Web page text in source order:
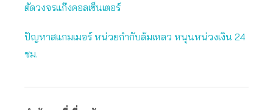
ตัดวงจรแก๊งคอลเซ็นเตอร์
ปัญหาสแกมเมอร์ หน่วยกำกับล้มเหลว หนุนหน่วงเงิน 24
ชม.